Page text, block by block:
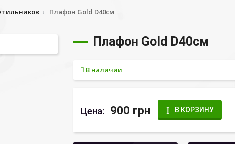
Плафон Gold D40см
Плафон Gold D40см
В наличии
Цена: 900 грн В КОРЗИНУ